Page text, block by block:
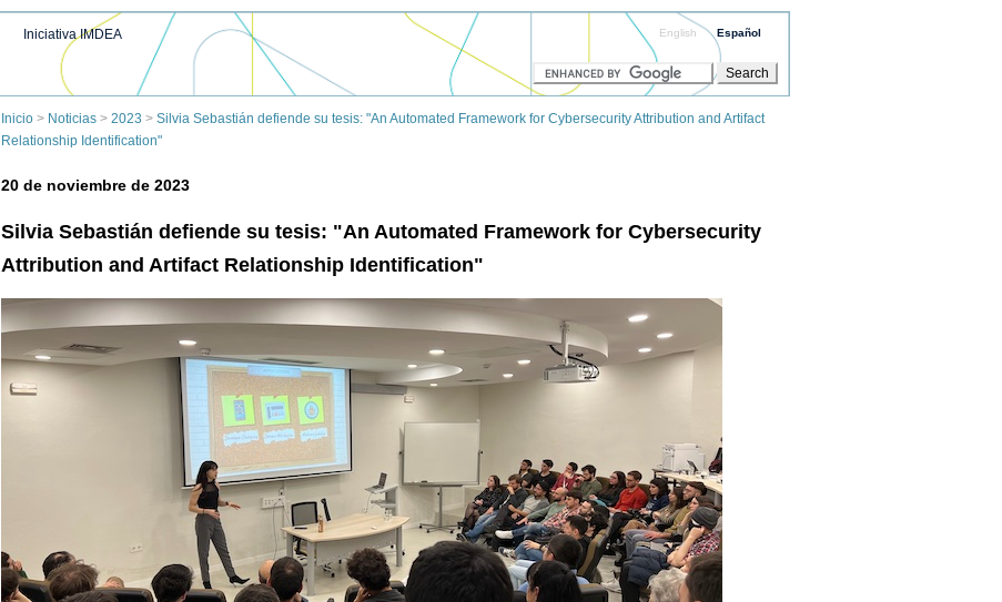
English Español
Iniciativa IMDEA
Inicio > Noticias > 2023 > Silvia Sebastián defiende su tesis: "An Automated Framework for Cybersecurity Attribution and Artifact
Relationship Identification"
20 de noviembre de 2023
Silvia Sebastián defiende su tesis: "An Automated Framework for Cybersecurity
Attribution and Artifact Relationship Identification"